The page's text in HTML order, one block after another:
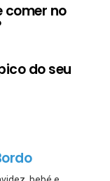
comer no
do seu